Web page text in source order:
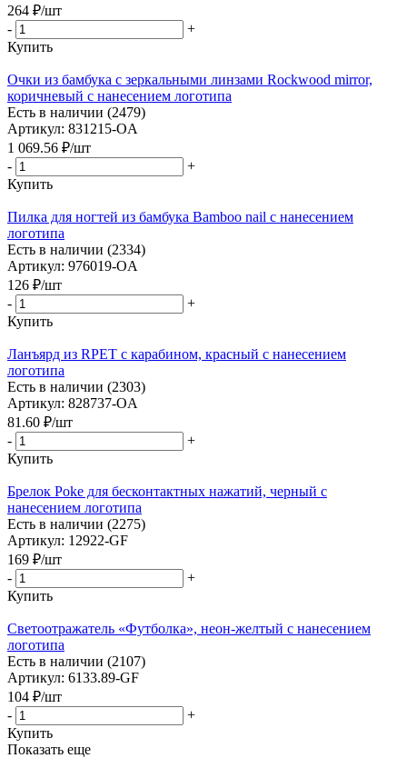
264 ₽/шт
-
+
Купить
Очки из бамбука с зеркальными линзами Rockwood mirror,
коричневый с нанесением логотипа
Есть в наличии (2479)
Артикул: 831215-OA
1 069.56 ₽/шт
-
+
Купить
Пилка для ногтей из бамбука Bamboo nail с нанесением
логотипа
Есть в наличии (2334)
Артикул: 976019-OA
126 ₽/шт
-
+
Купить
Ланъярд из RPET с карабином, красный с нанесением
логотипа
Есть в наличии (2303)
Артикул: 828737-OA
81.60 ₽/шт
-
+
Купить
Брелок Poke для бесконтактных нажатий, черный с
нанесением логотипа
Есть в наличии (2275)
Артикул: 12922-GF
169 ₽/шт
-
+
Купить
Светоотражатель «Футболка», неон-желтый с нанесением
логотипа
Есть в наличии (2107)
Артикул: 6133.89-GF
104 ₽/шт
-
+
Купить
Показать еще